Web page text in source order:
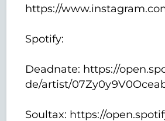
https://
Spotify:
Deadnate: https://
de/artist/
Soultax: https://